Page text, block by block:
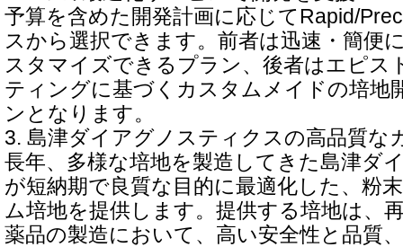
予算を含めた開発計画に応じてRapid/
スから選択できます。前者は迅速・簡便
スタマイズできるプラン、後者はエピス
ティングに基づくカスタムメイドの培地
ンとなります。
3. 島津ダイアグノスティクスの高品質な
長年、多様な培地を製造してきた島津ダ
が短納期で良質な目的に最適化した、粉
ム培地を提供します。提供する培地は、
薬品の製造において、高い安全性と品質